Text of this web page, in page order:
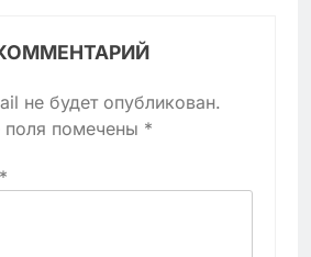
не будет опубликован.
поля помечены *
*